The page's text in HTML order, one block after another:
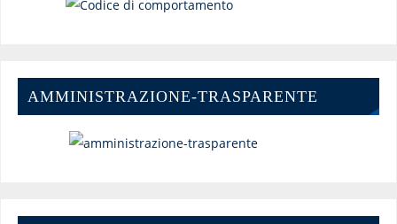
AMMINISTRAZIONE-TRASPARENTE